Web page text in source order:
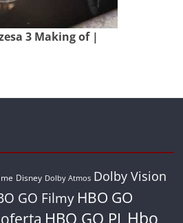
3 Making of |
Disney Dolby Atmos Dolby Vision
GO Filmy HBO GO
HBO GO PL Hbo